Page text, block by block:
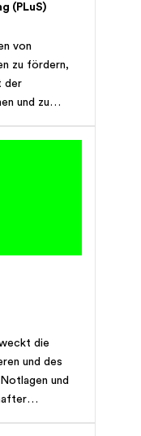
(PLuS)
von
zu fördern,
der
und zu
sodass ihr
die
und des
und